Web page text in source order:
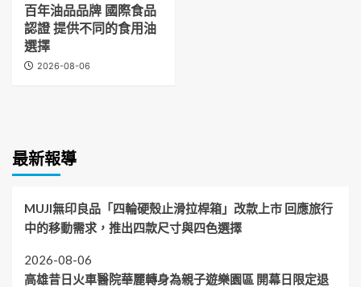
百年油品品牌 國際食品
認證 提供不同的食用油
選擇
2026-08-06
最新報導
MUJI無印良品「四輪硬殼止滑拉桿箱」改款上市 回應旅行
中的移動需求，推出四款尺寸與四色選擇
2026-08-06
高雄昔日火車醫院華麗轉身為親子遊樂園區 開幕日限定退